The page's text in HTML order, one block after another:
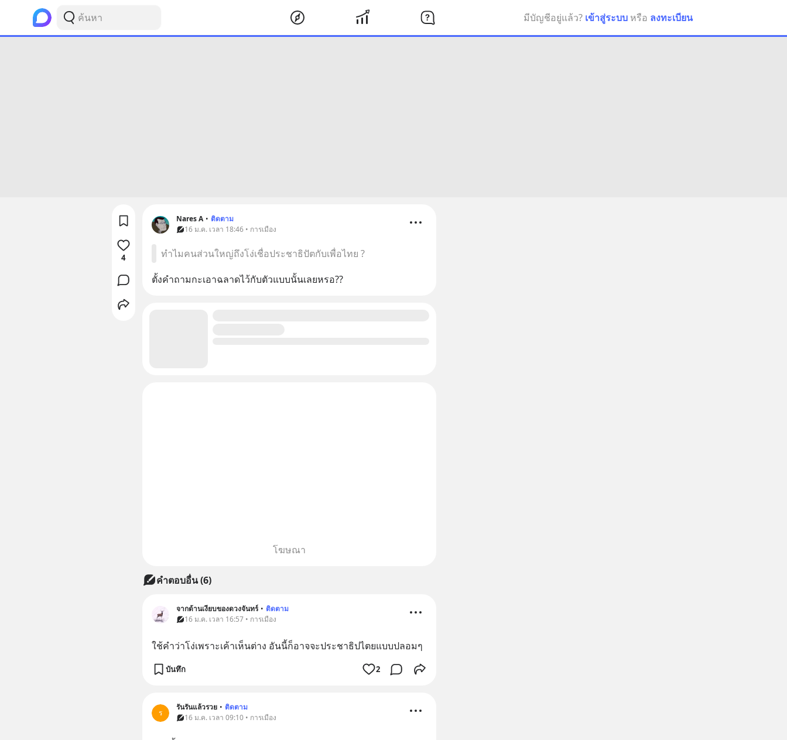
มีบัญชีอยู่แล้ว? เข้าสู่ระบบ หรือ ลงทะเบียน
Nares A • ติดตาม
16 ม.ค. เวลา 18:46 • การเมือง
ทำไมคนส่วนใหญ่ถึงโง่เชื่อประชาธิปัตกับเพื่อไทย ?
ตั้งคำถามกะเอาฉลาดไว้กับตัวแบบนั้นเลยหรอ??
4
โฆษณา
คำตอบอื่น(6)
จากด้านเงียบของดวงจันทร์ • ติดตาม
16 ม.ค. เวลา 16:57 • การเมือง
ใช้คำว่าโง่เพราะเค้าเห็นต่าง อันนี้ก็อาจจะประชาธิปไตยแบบปลอมๆ
บันทึก 2
ร
รันรันแล้วรวย • ติดตาม
16 ม.ค. เวลา 09:10 • การเมือง